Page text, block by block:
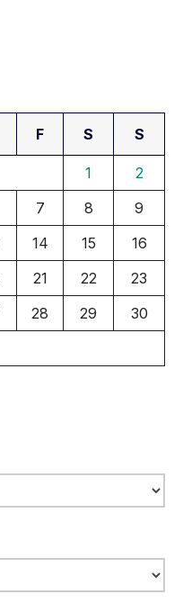
F S S
1
2
7 8
9
14 15
16
21 22
23
28 29
30